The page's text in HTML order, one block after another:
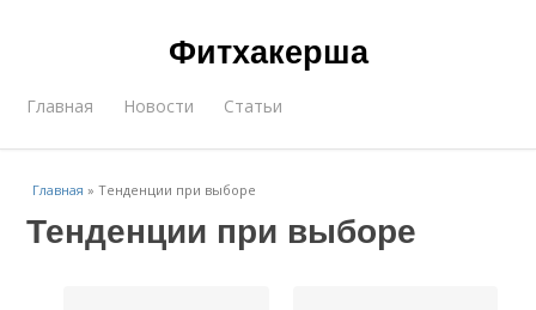
Фитхакерша
Главная Новости Статьи
Главная »Тенденции при выборе
Тенденции при выборе